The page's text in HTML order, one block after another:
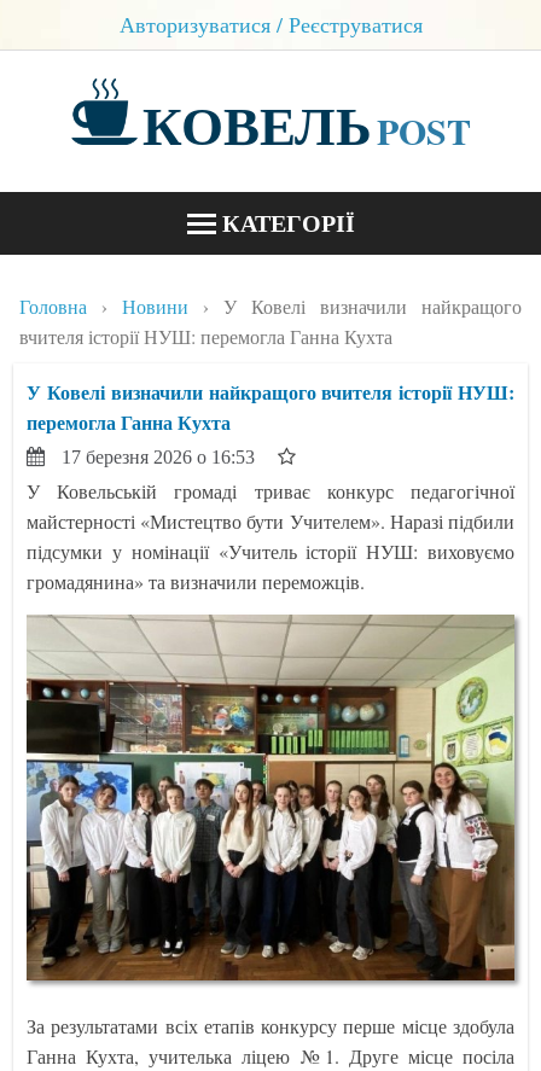
Авторизуватися / Реєструватися
КОВЕЛЬPOST
КАТЕГОРІЇ
БЛОГИ
КОНТАКТИ
Головна Новини
У Ковелі визначили найкращого
вчителя історії НУШ: перемогла Ганна Кухта
У Ковелі визначили найкращого вчителя історії НУШ:
перемогла Ганна Кухта
17 березня 2026 о 16:53
У Ковельській громаді триває конкурс педагогічної
майстерності «Мистецтво бути Учителем». Наразі підбили
підсумки у номінації «Учитель історії НУШ: виховуємо
громадянина» та визначили переможців.
За результатами всіх етапів конкурсу перше місце здобула
Ганна Кухта, учителька ліцею №1. Друге місце посіла